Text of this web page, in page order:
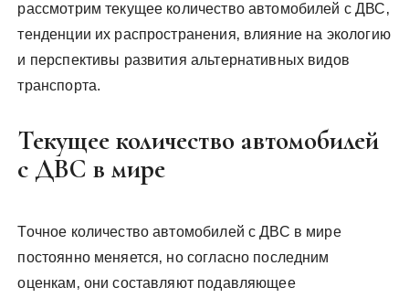
рассмотрим текущее количество автомобилей с ДВС‚
тенденции их распространения‚ влияние на экологию
и перспективы развития альтернативных видов
транспорта.
Текущее количество автомобилей
с ДВС в мире
Точное количество автомобилей с ДВС в мире
постоянно меняется‚ но согласно последним
оценкам‚ они составляют подавляющее